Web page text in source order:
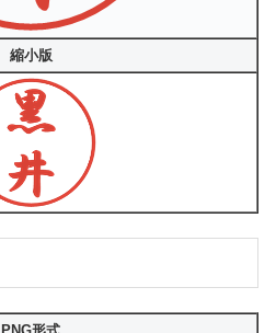
縮小版